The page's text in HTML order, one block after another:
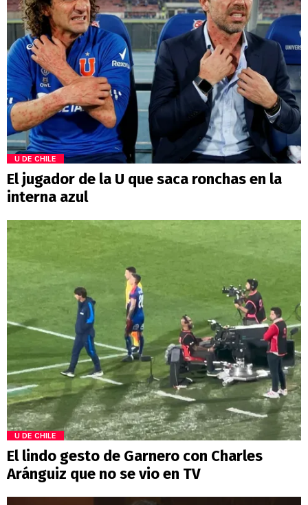
U DE CHILE
El jugador de la U que saca ronchas en la
interna azul
U DE CHILE
El lindo gesto de Garnero con Charles
Aránguiz que no se vio en TV